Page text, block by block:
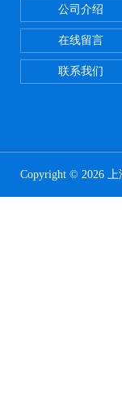
公司介绍
在线留言
联系我们
Copyright © 2026